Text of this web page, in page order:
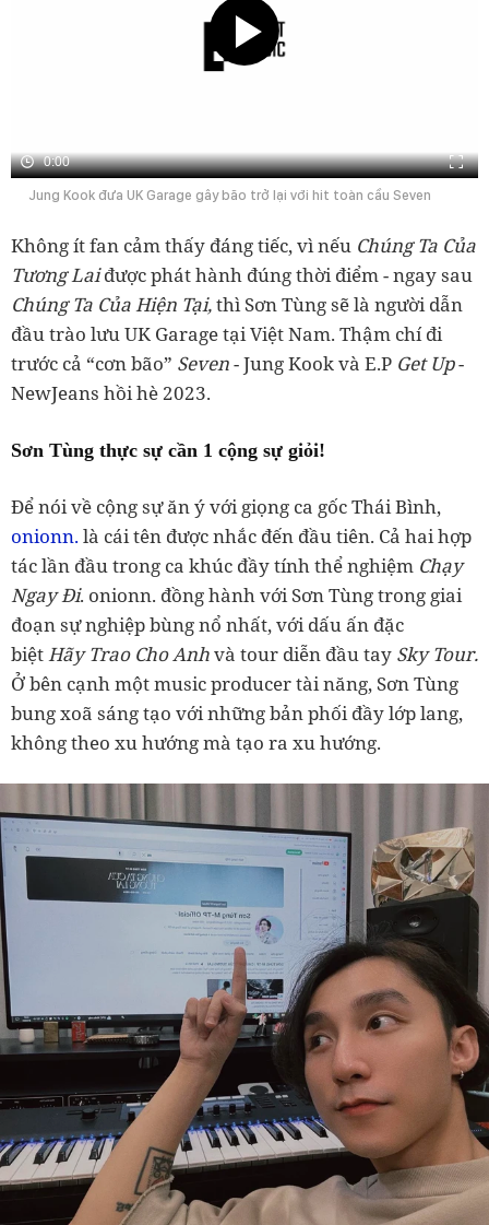
0:00
Jung Kook đưa UK Garage gây bão trở lại với hit toàn cầu Seven
Không ít fan cảm thấy đáng tiếc, vì nếu Chúng Ta Của
Tương Laiđược phát hành đúng thời điểm - ngay sau
Chúng Ta Của Hiện Tại,thì Sơn Tùng sẽ là người dẫn
đầu trào lưu UK Garage tại Việt Nam. Thậm chí đi
trước cả “cơn bão” Seven- Jung Kook và E.P Get Up-
NewJeans hồi hè 2023.
Sơn Tùng thực sự cần 1 cộng sự giỏi!
Để nói về cộng sự ăn ý với giọng ca gốc Thái Bình,
onionn. là cái tên được nhắc đến đầu tiên. Cả hai hợp
tác lần đầu trong ca khúc đầy tính thể nghiệm Chạy
Ngay Đi. onionn. đồng hành với Sơn Tùng trong giai
đoạn sự nghiệp bùng nổ nhất, với dấu ấn đặc
biệtHãy Trao Cho Anhvà tour diễn đầu tay Sky Tour.
Ở bên cạnh một music producer tài năng, Sơn Tùng
bung xoã sáng tạo với những bản phối đầy lớp lang,
không theo xu hướng mà tạo ra xu hướng.